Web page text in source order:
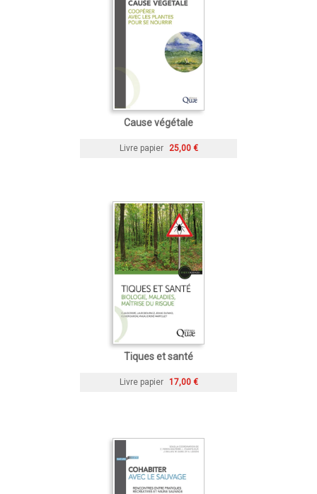
Cause végétale
Livre papier 25,00 €
Tiques et santé
Livre papier 17,00 €